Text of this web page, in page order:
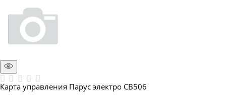
Карта управления Парус электро CB506